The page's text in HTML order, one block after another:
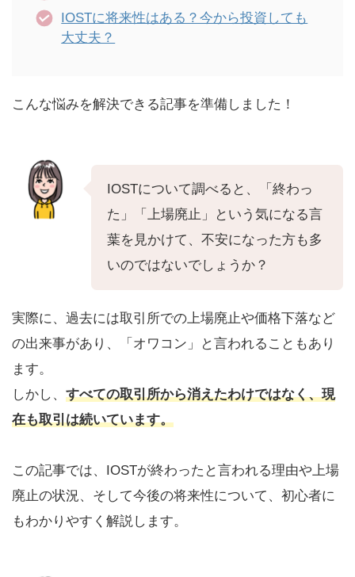
IOSTに将来性はある？今から投資しても
大丈夫？
こんな悩みを解決できる記事を準備しました！
IOSTについて調べると、「終わっ
た」「上場廃止」という気になる言
葉を見かけて、不安になった方も多
いのではないでしょうか？
実際に、過去には取引所での上場廃止や価格下落など
の出来事があり、「オワコン」と言われることもあり
ます。
しかし、 すべての取引所から消えたわけではなく、現
在も取引は続いています。
この記事では、IOSTが終わったと言われる理由や上場
廃止の状況、そして今後の将来性について、初心者に
もわかりやすく解説します。